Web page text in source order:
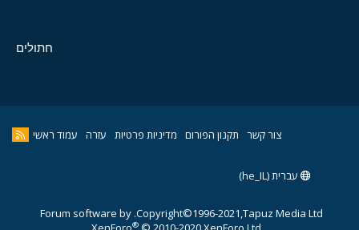
חתולים
צור קשר תקנון הפורום מדיניות פרטיות עזרה עמוד ראשי
עברית (he_IL)
Copyright©1996-2021,Tapuz Media Ltd.
Forum software by
®